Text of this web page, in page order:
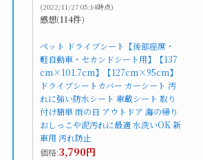
(2022/11/27 05:14時点)
感想(114件)
ペット ドライブシート【後部座席・
軽自動車・セカンドシート用】【137
cm×101.7cm】【127cm×95cm】
ドライブシートカバー カーシート 汚
れに強い防水シート 車載シート 取り
付け簡単 雨の日 アウトドア 海の帰り
おしっこや泥汚れに最適 水洗いOK 新
車用 汚れ防止
価格:3,790円